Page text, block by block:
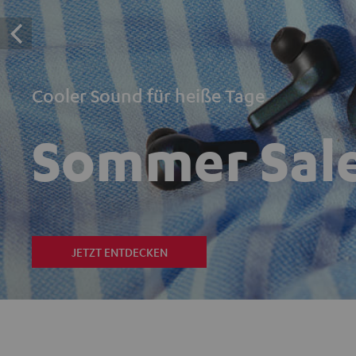
Cooler Sound für heiße Tage
Sommer
JETZT ENTDECKEN